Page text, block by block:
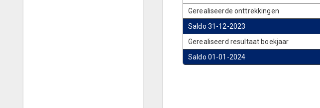
Gerealiseerde onttrekkingen
Saldo 31-12-2023
Gerealiseerd resultaat boekjaar
Saldo 01-01-2024